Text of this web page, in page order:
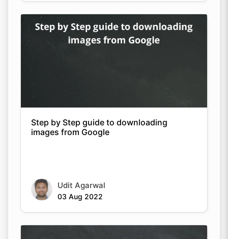
Step by Step guide to downloading
images from Google
Udit Agarwal
03 Aug 2022